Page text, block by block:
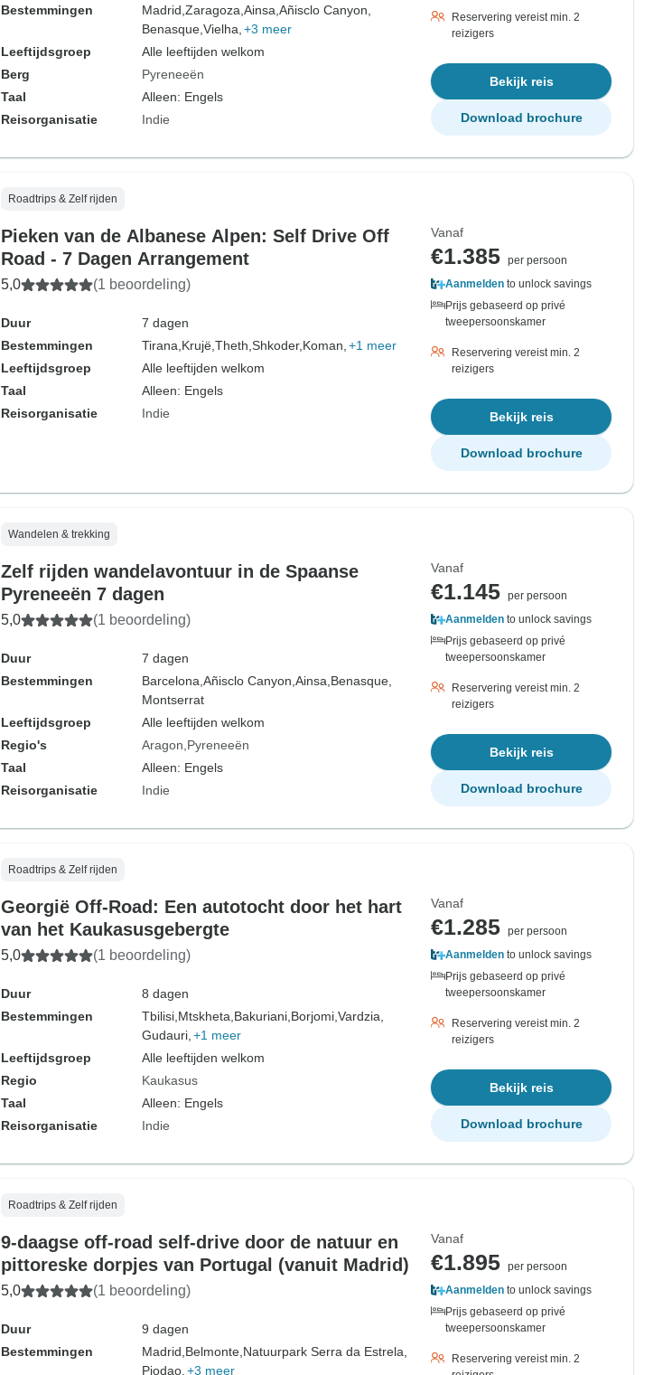
Bestemmingen
Madrid, Zaragoza, Ainsa, Añisclo Canyon,
Benasque, Vielha, +3 meer
Leeftijdsgroep
Alle leeftijden welkom
Berg
Pyreneeën
Taal
Alleen: Engels
Reisorganisatie
Indie
Reservering vereist min. 2
reizigers
Bekijk reis
Download brochure
Roadtrips & Zelf rijden
Pieken van de Albanese Alpen: Self Drive Off
Road - 7 Dagen Arrangement
5,0 (1 beoordeling)
Duur
7 dagen
Bestemmingen
Tirana, Krujë, Theth, Shkoder, Koman, +1 meer
Leeftijdsgroep
Alle leeftijden welkom
Taal
Alleen: Engels
Reisorganisatie
Indie
Vanaf
€1.385 per persoon
Aanmelden to unlock savings
Prijs gebaseerd op privé
tweepersoonskamer
Reservering vereist min. 2
reizigers
Bekijk reis
Download brochure
Wandelen & trekking
Zelf rijden wandelavontuur in de Spaanse
Pyreneeën 7 dagen
5,0 (1 beoordeling)
Duur
7 dagen
Bestemmingen
Barcelona, Añisclo Canyon, Ainsa, Benasque,
Montserrat
Leeftijdsgroep
Alle leeftijden welkom
Regio's
Aragon Pyreneeën
Taal
Alleen: Engels
Reisorganisatie
Indie
Vanaf
€1.145 per persoon
Aanmelden to unlock savings
Prijs gebaseerd op privé
tweepersoonskamer
Reservering vereist min. 2
reizigers
Bekijk reis
Download brochure
Roadtrips & Zelf rijden
Georgië Off-Road: Een autotocht door het hart
van het Kaukasusgebergte
5,0 (1 beoordeling)
Duur
8 dagen
Bestemmingen
Tbilisi, Mtskheta, Bakuriani, Borjomi, Vardzia,
Gudauri, +1 meer
Leeftijdsgroep
Alle leeftijden welkom
Regio
Kaukasus
Taal
Alleen: Engels
Reisorganisatie
Indie
Vanaf
€1.285 per persoon
Aanmelden to unlock savings
Prijs gebaseerd op privé
tweepersoonskamer
Reservering vereist min. 2
reizigers
Bekijk reis
Download brochure
Roadtrips & Zelf rijden
9-daagse off-road self-drive door de natuur en
pittoreske dorpjes van Portugal (vanuit Madrid)
5,0 (1 beoordeling)
Duur
9 dagen
Bestemmingen
Madrid, Belmonte, Natuurpark Serra da Estrela,
Piodao, +3 meer
Vanaf
€1.895 per persoon
Aanmelden to unlock savings
Prijs gebaseerd op privé
tweepersoonskamer
Reservering vereist min. 2